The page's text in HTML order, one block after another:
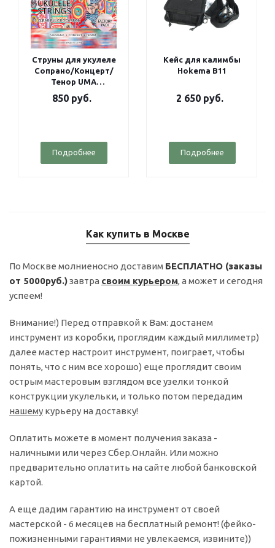
Струны для укулеле
Сопрано/Концерт/
Тенор UMA
Fluorocarbon Factory
pack
850руб.
Подробнее
Кейс для калимбы
Hokema B11
2 650 руб.
Подробнее
Как купить в Москве
По Москве молниеносно доставим БЕСПЛАТНО (заказы
от 5000руб.)завтра своим курьером, а может и сегодня
успеем!
Внимание!) Перед отправкой к Вам: достанем
инструмент из коробки, проглядим каждый миллиметр)
далее мастер настроит инструмент, поиграет, чтобы
понять, что с ним все хорошо) еще проглядит своим
острым мастеровым взглядом все узелки тонкой
конструкции укулельки, и только потом передадим
нашему курьеру на доставку!
Оплатить можете в момент получения заказа -
наличными или через Сбер.Онлайн. Или можно
предварительно оплатить на сайте любой банковской
картой.
А еще дадим гарантию на инструмент от своей
мастерской - 6 месяцев на бесплатный ремонт! (фейко-
пожизненными гарантиями не увлекаемся, извините))